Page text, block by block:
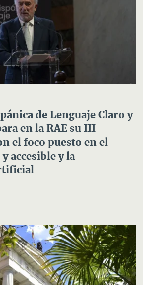
de Lenguaje Claro y
en la RAE su III
el foco puesto en el
accesible y la